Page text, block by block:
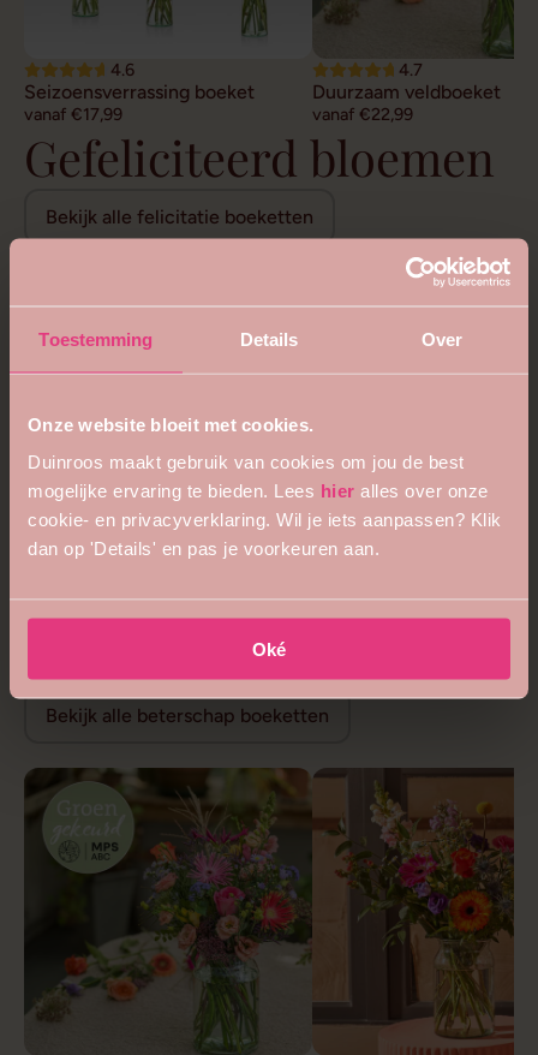
Toestemming Details Over
Onze website bloeit met cookies.
Duinroos maakt gebruik van cookies om jou de best
mogelijke ervaring te bieden. Lees hier alles over onze
cookie- en privacyverklaring. Wil je iets aanpassen? Klik
dan op 'Details' en pas je voorkeuren aan.
Oké
4.6
Seizoensverrassing boeket
vanaf €17,99
4.7
Duurzaam veldboeket
vanaf €22,99
Gefeliciteerd bloemen
Bekijk alle felicitatie boeketten
vanaf €68,99 vanaf €26,99
Beterschap bloemen
Bekijk alle beterschap boeketten